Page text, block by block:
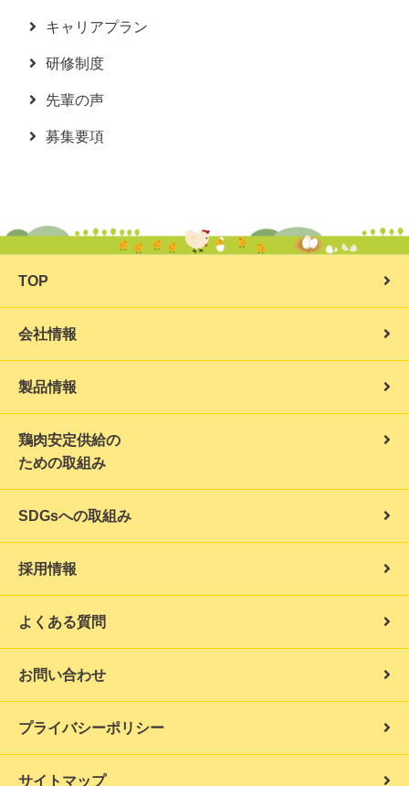
キャリアプラン
研修制度
先輩の声
募集要項
TOP
会社情報
製品情報
鶏肉安定供給の
ための取組み
SDGsへの取組み
採用情報
よくある質問
お問い合わせ
プライバシーポリシー
サイトマップ